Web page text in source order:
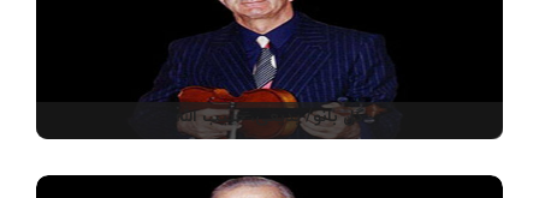
گل بانو/ بدیعی، حبیب الله